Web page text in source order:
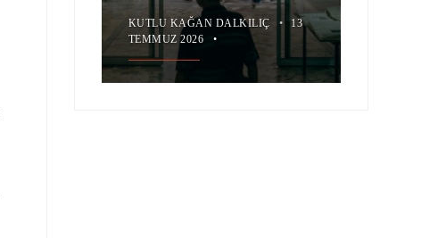
KUTLU KAĞAN DALKILIÇ •
13
TEMMUZ 2026
•